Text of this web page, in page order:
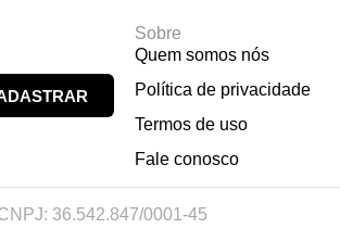
Sobre
Quem somos nós
Política de privacidade
Termos de uso
Fale conosco
36.542.847/0001-45